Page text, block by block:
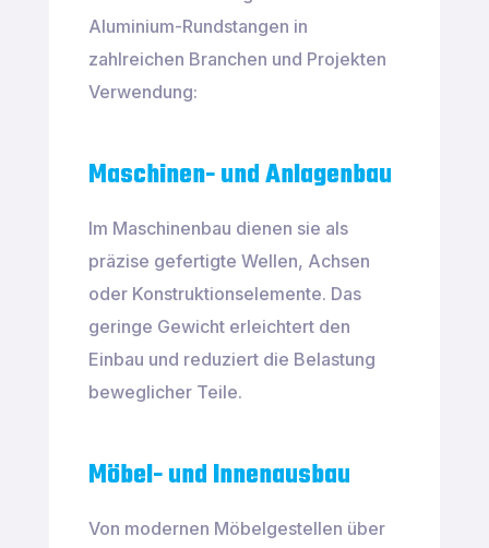
Aluminium-Rundstangen in
zahlreichen Branchen und Projekten
Verwendung:
Maschinen- und Anlagenbau
Im Maschinenbau dienen sie als
präzise gefertigte Wellen, Achsen
oder Konstruktionselemente. Das
geringe Gewicht erleichtert den
Einbau und reduziert die Belastung
beweglicher Teile.
Möbel- und Innenausbau
Von modernen Möbelgestellen über